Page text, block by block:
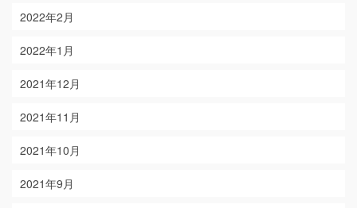
2022年2月
2022年1月
2021年12月
2021年11月
2021年10月
2021年9月